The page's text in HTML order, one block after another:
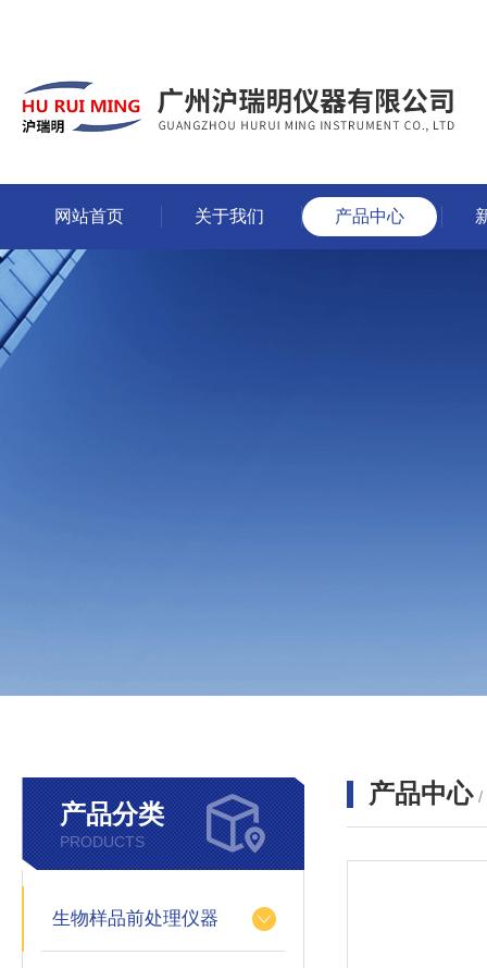
网站首页 关于我们 产品中心
产品分类
PRODUCTS
生物样品前处理仪器
产品中心 /